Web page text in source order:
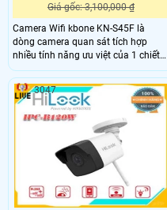
Giá gốc: 3,100,000 ₫
Camera Wifi kbone KN-S45F là
dòng camera quan sát tích hợp
nhiều tính năng ưu việt của 1 chiết
camera wifi ngoài trời, xứng đáng là
chiến binh bảo vệ, Camera Wifi
CAMERA IP WIFI PTZ FULL COLOR
K-S45F tích hợp báo động chống
trộm, ánh sáng đèn led tự bật cảnh
báo khi phát hiện chuyển động.
3047